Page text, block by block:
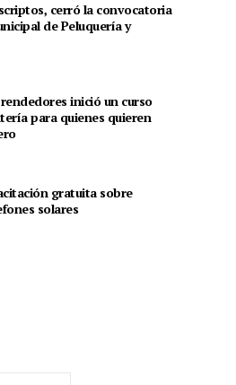
cerró la convocatoria
de Peluquería y
inició un curso
para quienes quieren
gratuita sobre
solares